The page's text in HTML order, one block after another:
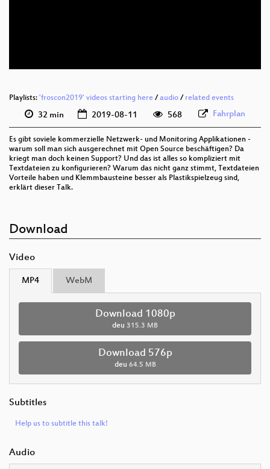
Playlists: 'froscon2019' videos starting here /audio / related events
32 min 2019-08-11 568 Fahrplan
Es gibt soviele kommerzielle Netzwerk- und Monitoring Applikationen -
warum soll man sich ausgerechnet mit Open Source beschäftigen? Da
kriegt man doch keinen Support? Und das ist alles so kompliziert mit
Textdateien zu konfigurieren? Warum das nicht ganz stimmt, Textdateien
Vorteile haben und Klemmbausteine besser als Plastikspielzeug sind,
erklärt dieser Talk.
Download
Video
MP4 WebM
Download 1080p
deu 315.3 MB
Download 576p
deu 64.5 MB
Subtitles
Help us to subtitle this talk!
Audio